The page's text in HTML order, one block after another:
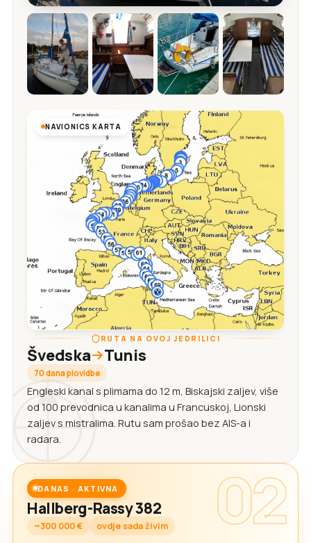
NAVIONICS KARTA
RUTA NA OVOJ JEDRILICI
Švedska Tunis
70 dana plovidbe
Engleski kanal s plimama do 12 m, Biskajski zaljev, više
od 100 prevodnica u kanalima u Francuskoj, Lionski
zaljev s mistralima. Rutu sam prošao bez AIS-a i
radara.
02
DANAS · AKTIVNA
Hallberg-Rassy 382
~300 000 € ovdje sada živim